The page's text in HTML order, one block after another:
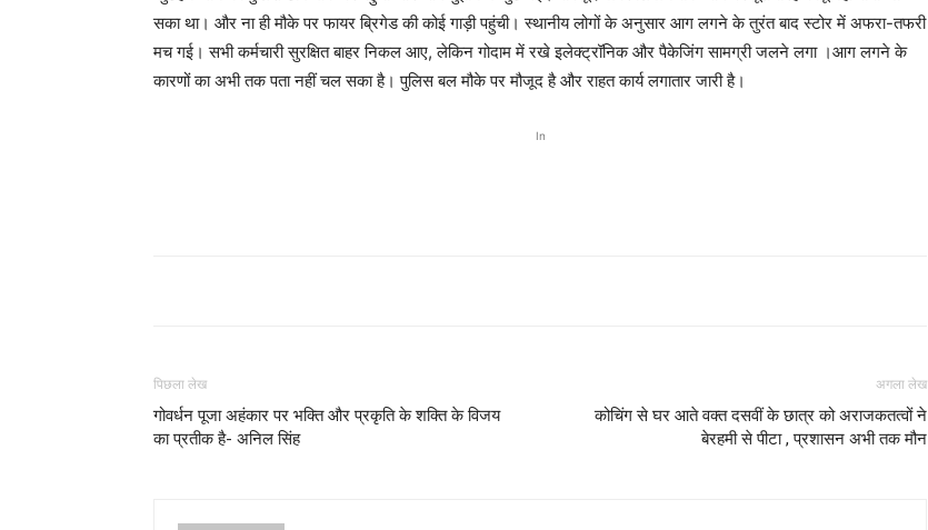
सका था। और ना ही मौके पर फायर ब्रिगेड की कोई गाड़ी पहुंची। स्थानीय लोगों के अनुसार आग लगने के तुरंत बाद स्टोर में अफरा-तफरी
मच गई। सभी कर्मचारी सुरक्षित बाहर निकल आए, लेकिन गोदाम में रखे इलेक्ट्रॉनिक और पैकेजिंग सामग्री जलने लगा ।आग लगने के
कारणों का अभी तक पता नहीं चल सका है। पुलिस बल मौके पर मौजूद है और राहत कार्य लगातार जारी है।
In
पिछला लेख
गोवर्धन पूजा अहंकार पर भक्ति और प्रकृति के शक्ति के विजय
का प्रतीक है- अनिल सिंह
अगला लेख
कोचिंग से घर आते वक्त दसवीं के छात्र को अराजकतत्वों ने
बेरहमी से पीटा , प्रशासन अभी तक मौन